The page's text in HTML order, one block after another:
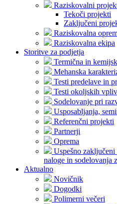
Raziskovalni
Tekoči projekti
Zaključeni
Raziskovalna
Raziskovalna ekipa
Storitve za podjetja
Termična in
Mehanska
Testi predelave in
Testi okoljskih
Sodelovanje pri
Usposabljanja,
Referenčni projekti
Partnerji
Oprema
Uspešno
naloge in sodelovanja
Aktualno
Novičnik
Dogodki
Polimerni večeri